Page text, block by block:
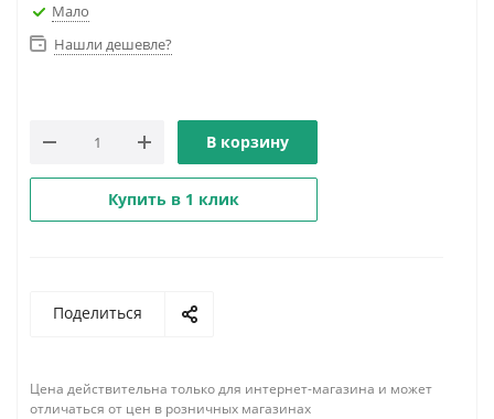
Мало
Нашли дешевле?
В корзину
Купить в 1 клик
Поделиться
Цена действительна только для интернет-магазина и может
отличаться от цен в розничных магазинах